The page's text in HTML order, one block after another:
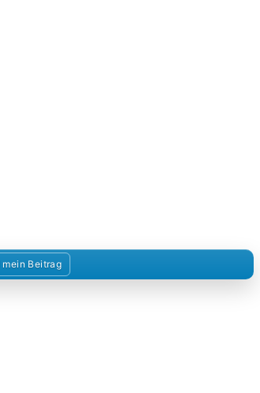
mein Beitrag